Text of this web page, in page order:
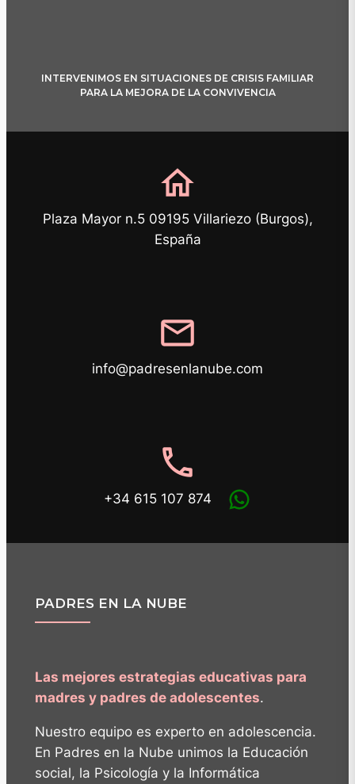
INTERVENIMOS EN SITUACIONES DE CRISIS FAMILIAR
PARA LA MEJORA DE LA CONVIVENCIA
home
Plaza Mayor n.5 09195 Villariezo (Burgos),
España
mail
info@padresenlanube.com
phone
+34 615 107 874
PADRES EN LA NUBE
Las mejores estrategias educativas para
madres y padres de adolescentes.
Nuestro equipo es experto en adolescencia.
En Padres en la Nube unimos la Educación
social, la Psicología y la Informática